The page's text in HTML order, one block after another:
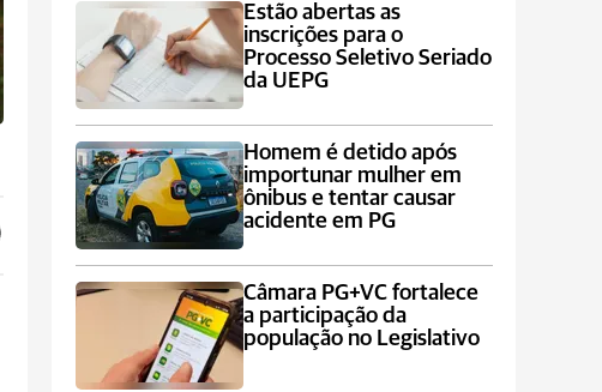
Estão abertas as
inscrições para o
Processo Seletivo Seriado
da UEPG
Homem é detido após
importunar mulher em
ônibus e tentar causar
acidente em PG
Câmara PG+VC fortalece
a participação da
população no Legislativo